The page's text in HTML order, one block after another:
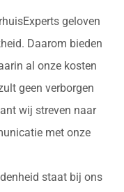
geloven
Daarom bieden
al onze kosten
geen verborgen
wij streven naar
met onze
staat bij ons